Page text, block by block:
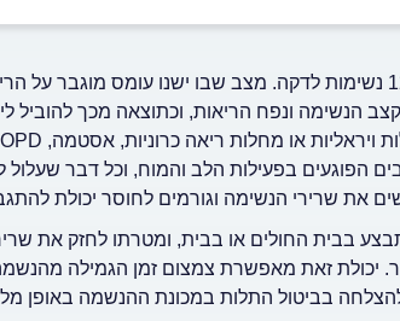
קצב נשימה תקין למבוגר במנוחה הוא 12-20 נשימות לדקה. מצב שבו ישנו
הנשימה ונפח הריאות, וכתוצאה מכך להוביל
הפוגעים בפעילות הלב והמוח, וכל דבר שעלול
את שרירי הנשימה וגורמים לחוסר יכולת
בבית החולים או בבית, ומטרתו לחזק את
יכולת זאת מאפשרת צמצום זמן הגמילה
בביטול התלות במכונת ההנשמה באופן